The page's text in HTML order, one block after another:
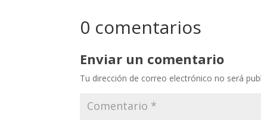
0 comentarios
Enviar un comentario
Tu dirección de correo electrónico no será